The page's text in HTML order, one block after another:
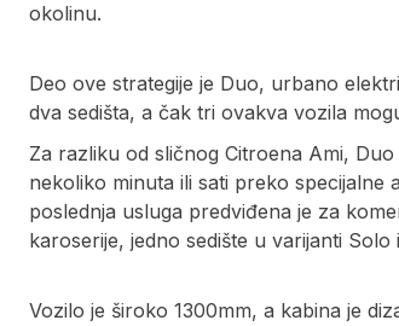
okolinu.
Deo ove strategije je Duo, urbano
dva sedišta, a čak tri ovakva vozila
Za razliku od sličnog Citroena Ami,
nekoliko minuta ili sati preko specijalne
poslednja usluga predviđena je za
karoserije, jedno sedište u varijanti
Vozilo je široko 1300mm, a kabina je